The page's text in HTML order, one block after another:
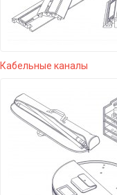
Кабельные каналы